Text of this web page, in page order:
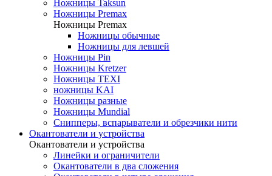
Ножницы Taksun
Ножницы Premax
Ножницы Premax
Ножницы обычные
Ножницы для левшей
Ножницы Pin
Ножницы Kretzer
Ножницы TEXI
ножницы KAI
Ножницы разные
Ножницы Mundial
Снипперы, вспарыватели и обрезчики нити
Окантователи и устройства
Окантователи и устройства
Линейки и ограничители
Окантователи в два сложения